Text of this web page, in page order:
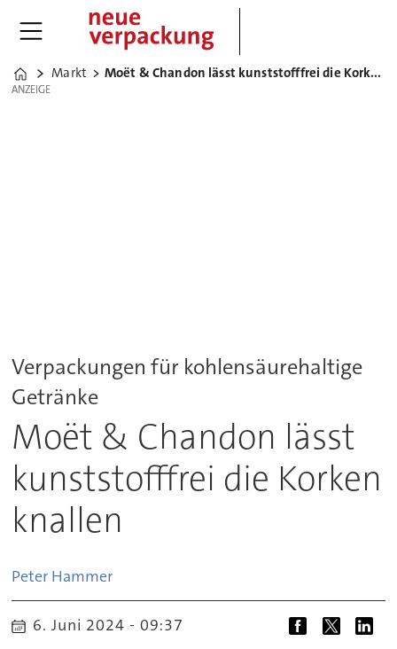
Home
Markt Moët & Chandon lässt kunststofffrei die Korken knallen
ANZEIGE
ANZEIGE
Verpackungen für kohlensäurehaltige
Getränke
Moët & Chandon lässt
kunststofffrei die Korken
knallen
Peter Hammer
6. Juni 2024 - 09:37